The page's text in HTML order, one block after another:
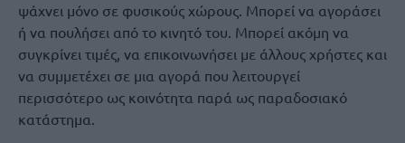
ψάχνει μόνο σε φυσικούς χώρους. Μπορεί να αγοράσει
ή να πουλήσει από το κινητό του. Μπορεί ακόμη να
συγκρίνει τιμές, να επικοινωνήσει με άλλους χρήστες και
να συμμετέχει σε μια αγορά που λειτουργεί
περισσότερο ως κοινότητα παρά ως παραδοσιακό
κατάστημα.